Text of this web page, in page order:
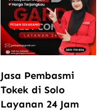
Jasa Pembasmi
Tokek di Solo
Layanan 24 Jam